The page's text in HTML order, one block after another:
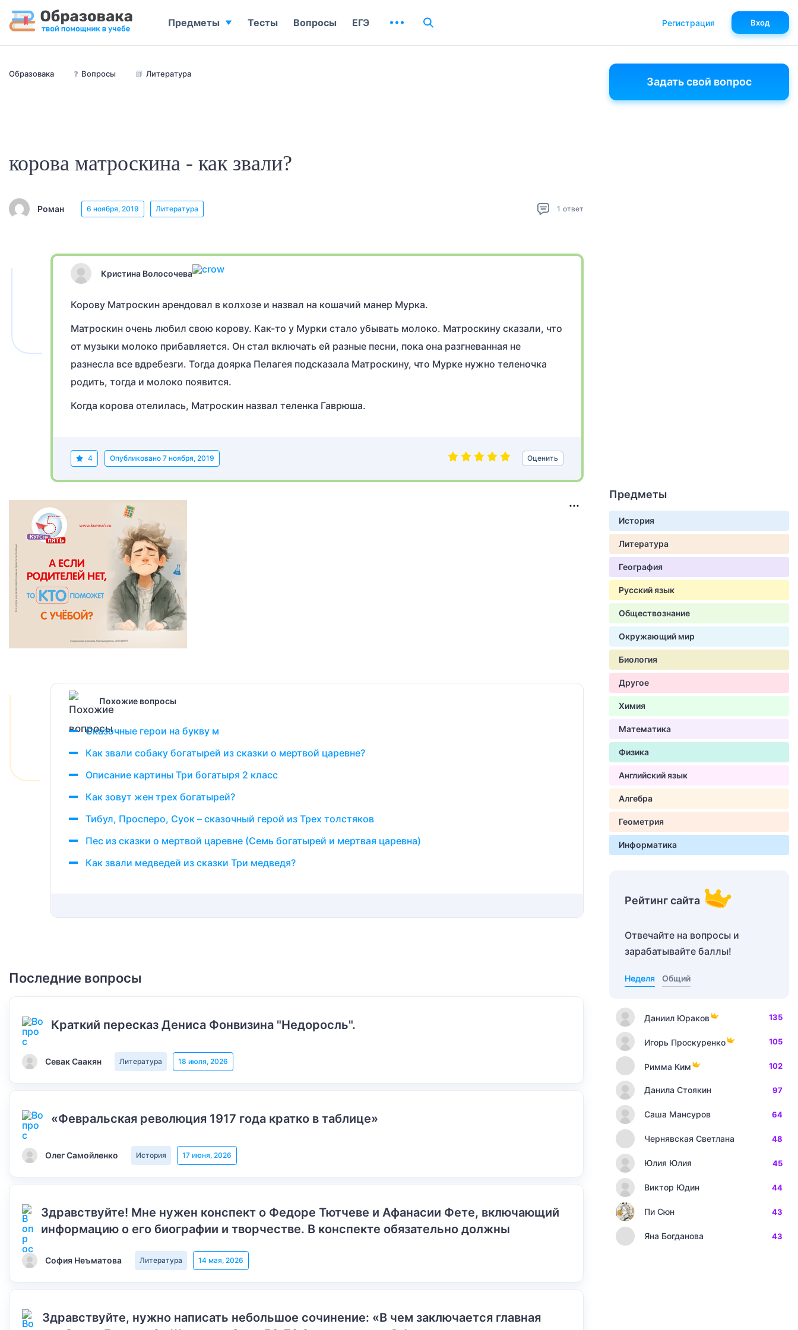
Образовака ❓ Вопросы 📗 Литература
корова матроскина - как звали?
Роман 6 ноября, 2019 Литература 1 ответ
Кристина Волосочева
Корову Матроскин арендовал в колхозе и назвал на кошачий манер Мурка.
Матроскин очень любил свою корову. Как-то у Мурки стало убывать молоко. Матроскину сказали, что
от музыки молоко прибавляется. Он стал включать ей разные песни, пока она разгневанная не
разнесла все вдребезги. Тогда доярка Пелагея подсказала Матроскину, что Мурке нужно теленочка
родить, тогда и молоко появится.
Когда корова отелилась, Матроскин назвал теленка Гаврюша.
4 Опубликовано 7 ноября, 2019 Оценить
Похожие вопросы
Сказочные герои на букву м
Как звали собаку богатырей из сказки о мертвой царевне?
Описание картины Три богатыря 2 класс
Как зовут жен трех богатырей?
Тибул, Просперо, Суок – сказочный герой из Трех толстяков
Пес из сказки о мертвой царевне (Семь богатырей и мертвая царевна)
Как звали медведей из сказки Три медведя?
Последние вопросы
Краткий пересказ Дениса Фонвизина "Недоросль".
Севак Саакян Литература 18 июля, 2026
«Февральская революция 1917 года кратко в таблице»
Олег Самойленко История 17 июня, 2026
Здравствуйте! Мне нужен конспект о Федоре Тютчеве и Афанасии Фете, включающий
информацию о его биографии и творчестве. В конспекте обязательно должны
София Неъматова Литература 14 мая, 2026
Здравствуйте, нужно написать небольшое сочинение: «В чем заключается главная
Задать свой вопрос
Предметы
История
Литература
География
Русский язык
Обществознание
Окружающий мир
Биология
Другое
Химия
Математика
Физика
Английский язык
Алгебра
Геометрия
Информатика
Рейтинг сайта
Отвечайте на вопросы и
зарабатывайте баллы!
Неделя Общий
Даниил Юраков 135
Игорь Проскуренко 105
Римма Ким 102
Данила Стоякин 97
Саша Мансуров 64
Чернявская Светлана 48
Юлия Юлия 45
Виктор Юдин 44
Пи Сюн 43
Яна Богданова 43
Предметы Тесты Вопросы ЕГЭ Регистрация Вход